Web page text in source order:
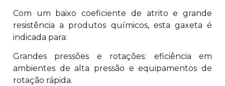
Com um baixo coeficiente de atrito e grande
resistência a produtos químicos, esta gaxeta é
indicada para:
Grandes pressões e rotações: eficiência em
ambientes de alta pressão e equipamentos de
rotação rápida.